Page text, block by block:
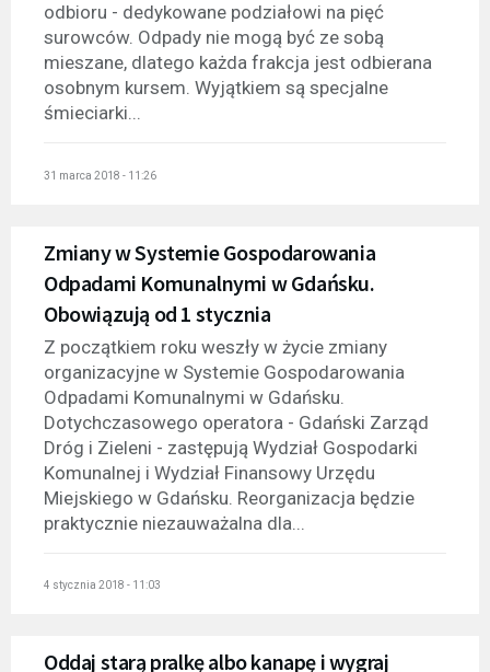
odbioru - dedykowane podziałowi na pięć
surowców. Odpady nie mogą być ze sobą
mieszane, dlatego każda frakcja jest odbierana
osobnym kursem. Wyjątkiem są specjalne
śmieciarki...
31 marca 2018 - 11:26
Zmiany w Systemie Gospodarowania
Odpadami Komunalnymi w Gdańsku.
Obowiązują od 1 stycznia
Z początkiem roku weszły w życie zmiany
organizacyjne w Systemie Gospodarowania
Odpadami Komunalnymi w Gdańsku.
Dotychczasowego operatora - Gdański Zarząd
Dróg i Zieleni - zastępują Wydział Gospodarki
Komunalnej i Wydział Finansowy Urzędu
Miejskiego w Gdańsku. Reorganizacja będzie
praktycznie niezauważalna dla...
4 stycznia 2018 - 11:03
Oddaj starą pralkę albo kanapę i wygraj